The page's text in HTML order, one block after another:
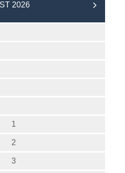
2026
1
2
3